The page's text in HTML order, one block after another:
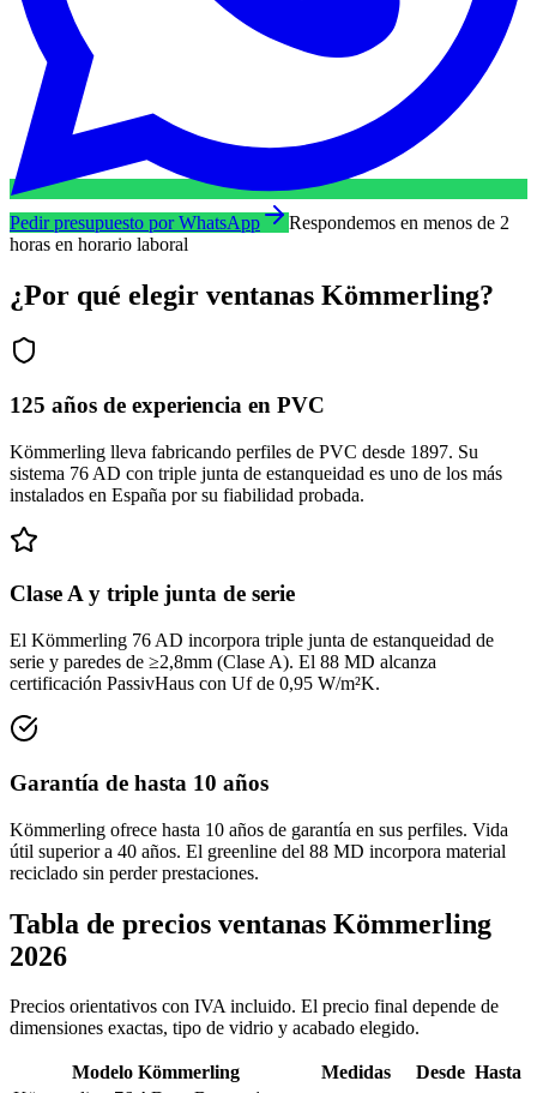
Pedir presupuesto por WhatsApp
Respondemos en menos de 2
horas en horario laboral
¿Por qué elegir ventanas Kömmerling?
125 años de experiencia en PVC
Kömmerling lleva fabricando perfiles de PVC desde 1897. Su
sistema 76 AD con triple junta de estanqueidad es uno de los más
instalados en España por su fiabilidad probada.
Clase A y triple junta de serie
El Kömmerling 76 AD incorpora triple junta de estanqueidad de
serie y paredes de ≥2,8mm (Clase A). El 88 MD alcanza
certificación PassivHaus con Uf de 0,95 W/m²K.
Garantía de hasta 10 años
Kömmerling ofrece hasta 10 años de garantía en sus perfiles. Vida
útil superior a 40 años. El greenline del 88 MD incorpora material
reciclado sin perder prestaciones.
Tabla de precios ventanas Kömmerling
2026
Precios orientativos con IVA incluido. El precio final depende de
dimensiones exactas, tipo de vidrio y acabado elegido.
Modelo Kömmerling Medidas Desde Hasta